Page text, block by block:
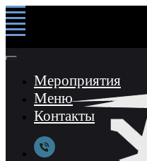
Мероприятия
Меню
Контакты